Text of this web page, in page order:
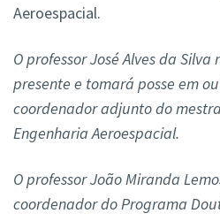
Aeroespacial.
O professor José Alves da
presente e tomará posse em
coordenador adjunto do
Engenharia Aeroespacial.
O professor João Miranda
coordenador do Programa